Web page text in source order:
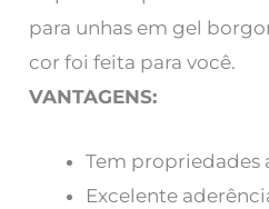
para unhas em gel
cor foi feita para você.
VANTAGENS:
Tem propriedades
Excelente